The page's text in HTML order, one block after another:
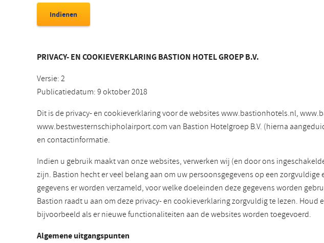
PRIVACY- EN COOKIEVERKLARING BASTION HOTEL GROEP B.V.
Versie: 2
Publicatiedatum: 9 oktober 2018
Dit is de privacy- en cookieverklaring voor de websites www.bastionhotels.nl,
www.bestwesternschipholairport.com van Bastion Hotelgroep B.V. (hierna
en contactinformatie.
Indien u gebruik maakt van onze websites, verwerken wij (en door ons
zijn. Bastion hecht er veel belang aan om uw persoonsgegevens op een
gegevens er worden verzameld, voor welke doeleinden deze gegevens worden
Bastion raadt u aan om deze privacy- en cookieverklaring zorgvuldig te lezen.
bijvoorbeeld als er nieuwe functionaliteiten aan de websites worden toegevoerd.
Algemene uitgangspunten